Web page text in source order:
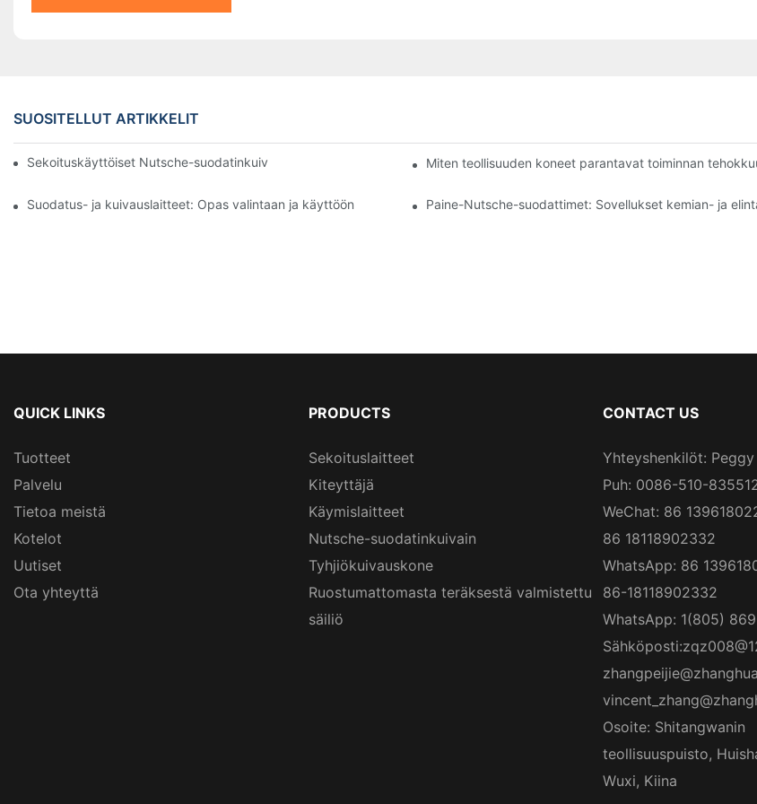
SUOSITELLUT ARTIKKELIT
Sekoituskäyttöiset Nutsche-suodatinkuivaimet vs. muut kuivausmenetelmät: vertailuMiten teollisuuden koneet parantavat toiminnan
Suodatus- ja kuivauslaitteet: Opas valintaan ja käyttöön Paine-Nutsche-suodattimet: Sovellukset kemian- ja
QUICK LINKS
Tuotteet
Palvelu
Tietoa meistä
Kotelot
Uutiset
Ota yhteyttä
PRODUCTS
Sekoituslaitteet
Kiteyttäjä
Käymislaitteet
Nutsche-suodatinkuivain
Tyhjiökuivauskone
Ruostumattomasta teräksestä valmistettu
säiliö
CONTACT US
Yhteyshenkilöt: Peggy
Puh: 0086-510-
WeChat: 86
86 18118902332
WhatsApp: 86
86-18118902332
WhatsApp: 1(805)
Sähköposti:
Osoite: Shitangwanin
teollisuuspuisto,
Wuxi, Kiina